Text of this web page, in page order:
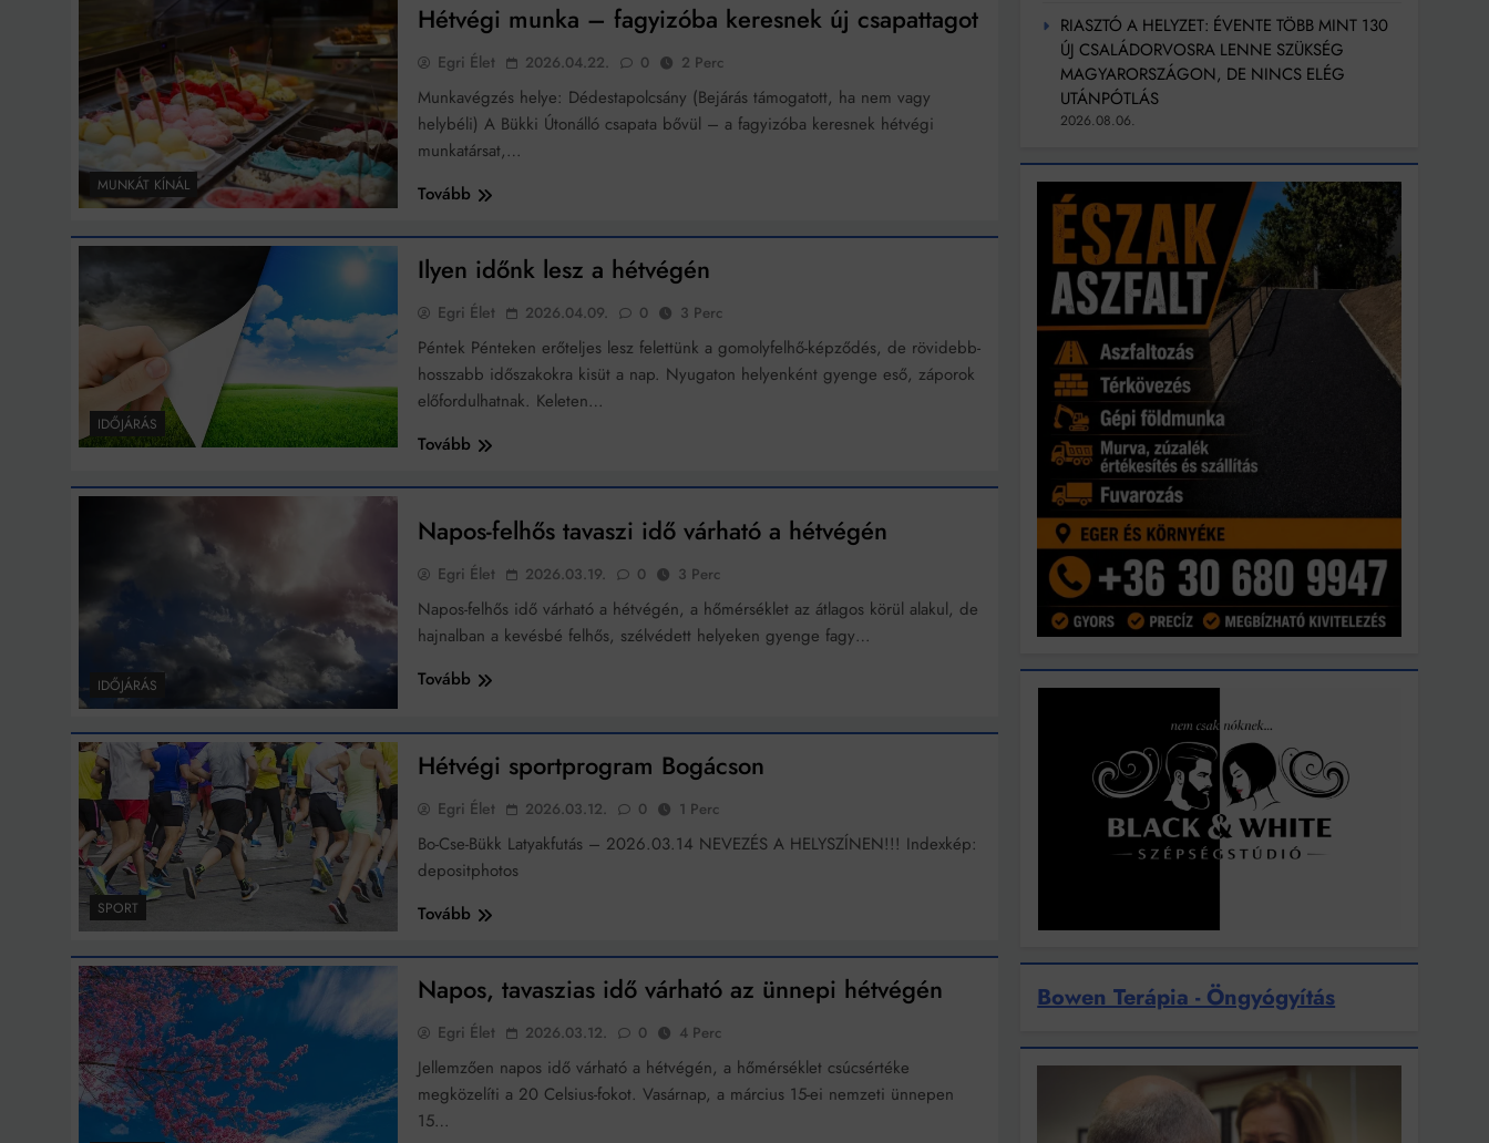
MUNKÁT KÍNÁL
Hétvégi munka – fagyizóba keresnek új csapattagot
Egri Élet 2026.04.22. 0 2 Perc
Munkavégzés helye: Dédestapolcsány (Bejárás támogatott, ha nem vagy
helybéli) A Bükki Útonálló csapata bővül – a fagyizóba keresnek hétvégi
munkatársat,…
Tovább
IDŐJÁRÁS
Ilyen időnk lesz a hétvégén
Egri Élet 2026.04.09. 0 3 Perc
Péntek Pénteken erőteljes lesz felettünk a gomolyfelhő-képződés, de rövidebb-
hosszabb időszakokra kisüt a nap. Nyugaton helyenként gyenge eső, záporok
előfordulhatnak. Keleten…
Tovább
IDŐJÁRÁS
Napos-felhős tavaszi idő várható a hétvégén
Egri Élet 2026.03.19. 0 3 Perc
Napos-felhős idő várható a hétvégén, a hőmérséklet az átlagos körül alakul, de
hajnalban a kevésbé felhős, szélvédett helyeken gyenge fagy…
Tovább
SPORT
Hétvégi sportprogram Bogácson
Egri Élet 2026.03.12. 0 1 Perc
Bo-Cse-Bükk Latyakfutás – 2026.03.14 NEVEZÉS A HELYSZÍNEN!!! Indexkép:
depositphotos
Tovább
Napos, tavaszias idő várható az ünnepi hétvégén
Egri Élet 2026.03.12. 0 4 Perc
Jellemzően napos idő várható a hétvégén, a hőmérséklet csúcsértéke
megközelíti a 20 Celsius-fokot. Vasárnap, a március 15-ei nemzeti ünnepen
15…
RIASZTÓ A HELYZET: ÉVENTE TÖBB MINT 130
ÚJ CSALÁDORVOSRA LENNE SZÜKSÉG
MAGYARORSZÁGON, DE NINCS ELÉG
UTÁNPÓTLÁS
2026.08.06.
Bowen Terápia - Öngyógyítás